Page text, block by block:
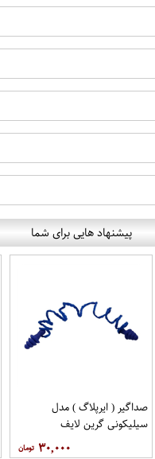
پیشنهاد هایی برای شما
صداگیر ( ایرپلاگ ) مدل
سیلیکونی گرین لایف
۳۰,۰۰۰